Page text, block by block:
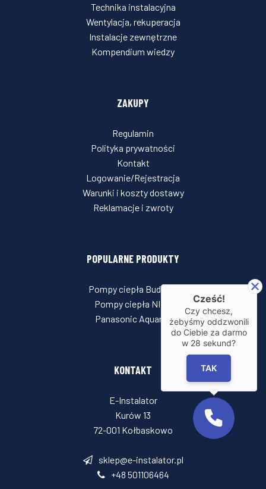
Technika instalacyjna
Wentylacja, rekuperacja
Instalacje zewnętrzne
Kompendium wiedzy
ZAKUPY
Regulamin
Polityka prywatności
Kontakt
Logowanie/Rejestracja
Warunki i koszty dostawy
Reklamacje i zwroty
POPULARNE PRODUKTY
Pompy ciepła Buderus
Pompy ciepła NIBE
Panasonic Aquarea
KONTAKT
E-Instalator
Kurów 13
72-001 Kołbaskowo
sklep@e-instalator.pl
+48 501106464
Cześć!
Czy chcesz,
żebyśmy oddzwonili
do Ciebie za darmo
w 28 sekund?
TAK